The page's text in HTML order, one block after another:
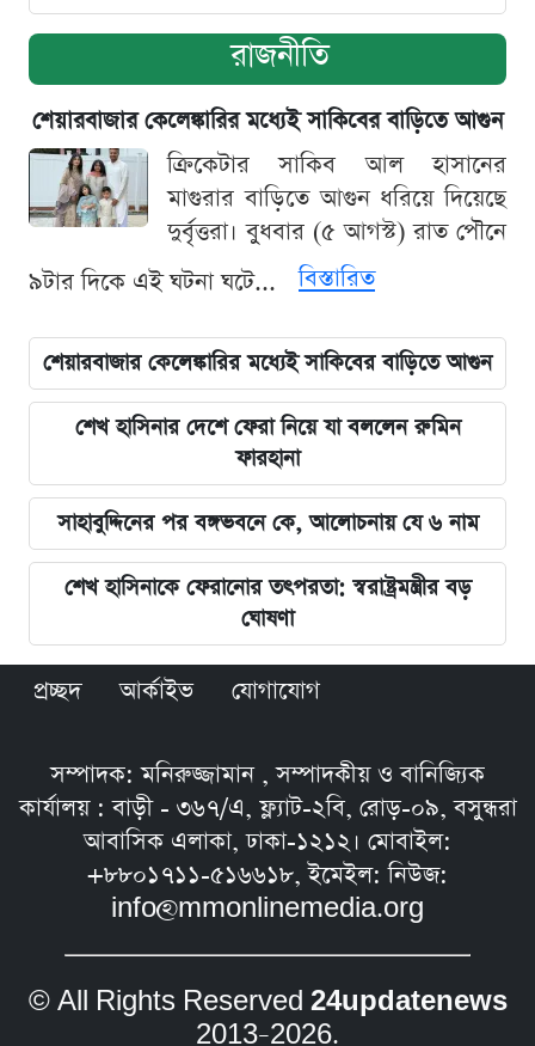
রাজনীতি
শেয়ারবাজার কেলেঙ্কারির মধ্যেই সাকিবের বাড়িতে আগুন
ক্রিকেটার সাকিব আল হাসানের
মাগুরার বাড়িতে আগুন ধরিয়ে দিয়েছে
দুর্বৃত্তরা। বুধবার (৫ আগস্ট) রাত পৌনে
৯টার দিকে এই ঘটনা ঘটে...
বিস্তারিত
শেয়ারবাজার কেলেঙ্কারির মধ্যেই সাকিবের বাড়িতে আগুন
শেখ হাসিনার দেশে ফেরা নিয়ে যা বললেন রুমিন
ফারহানা
সাহাবুদ্দিনের পর বঙ্গভবনে কে, আলোচনায় যে ৬ নাম
শেখ হাসিনাকে ফেরানোর তৎপরতা: স্বরাষ্ট্রমন্ত্রীর বড়
ঘোষণা
প্রচ্ছদ আর্কাইভ যোগাযোগ
সম্পাদক: মনিরুজ্জামান , সম্পাদকীয় ও বানিজ্যিক
কার্যালয় : বাড়ী - ৩৬৭/এ, ফ্ল্যাট-২বি, রোড়-০৯, বসুন্ধরা
আবাসিক এলাকা, ঢাকা-১২১২। মোবাইল:
+৮৮০১৭১১-৫১৬৬১৮, ইমেইল: নিউজ:
info@mmonlinemedia.org
© All Rights Reserved 24updatenews
2013–2026.